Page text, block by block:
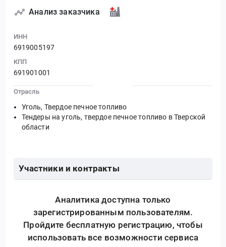
Анализ заказчика
ИНН
6919005197
КПП
691901001
Отрасль
Уголь, Твердое печное топливо
Тендеры на уголь, твердое печное топливо в Тверской
области
Участники и контракты
Аналитика доступна только
зарегистрированным пользователям.
Пройдите бесплатную регистрацию, чтобы
использовать все возможности сервиса